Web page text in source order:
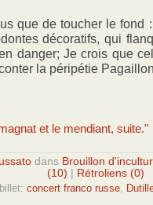
que de toucher le fond
décoratifs, qui
danger; Je crois que
la péripétie
et le mendiant, suite."
dans Brouillon
(10)
Rétroliens (0)
concert franco russe